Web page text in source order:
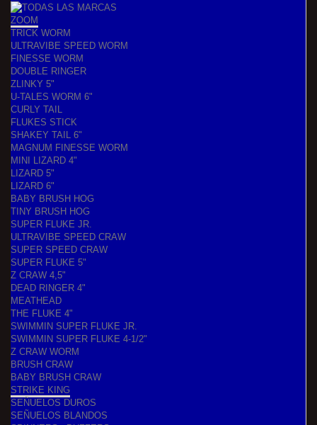
ZOOM
TRICK WORM
ULTRAVIBE SPEED WORM
FINESSE WORM
DOUBLE RINGER
ZLINKY 5"
U-TALES WORM 6"
CURLY TAIL
FLUKES STICK
SHAKEY TAIL 6"
MAGNUM FINESSE WORM
MINI LIZARD 4"
LIZARD 5"
LIZARD 6"
BABY BRUSH HOG
TINY BRUSH HOG
SUPER FLUKE JR.
ULTRAVIBE SPEED CRAW
SUPER SPEED CRAW
SUPER FLUKE 5"
Z CRAW 4,5"
DEAD RINGER 4"
MEATHEAD
THE FLUKE 4"
SWIMMIN SUPER FLUKE JR.
SWIMMIN SUPER FLUKE 4-1/2"
Z CRAW WORM
BRUSH CRAW
BABY BRUSH CRAW
STRIKE KING
SEÑUELOS DUROS
SEÑUELOS BLANDOS